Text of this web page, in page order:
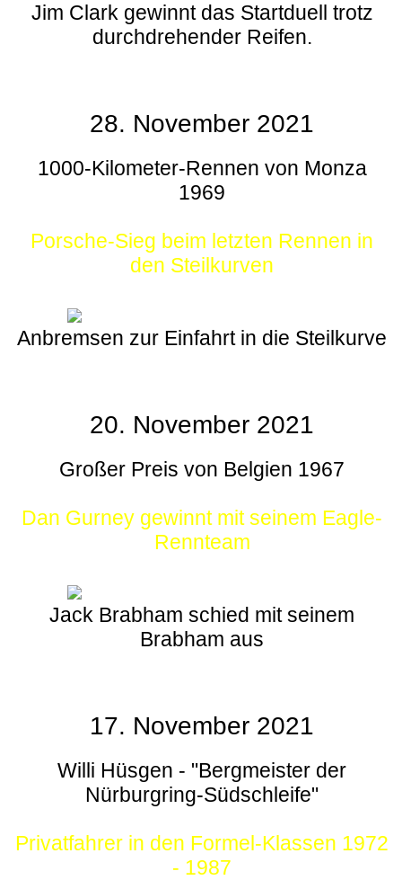
Jim Clark gewinnt das Startduell trotz
durchdrehender Reifen.
28. November 2021
1000-Kilometer-Rennen von Monza
1969
Porsche-Sieg beim letzten Rennen in
den Steilkurven
Anbremsen zur Einfahrt in die Steilkurve
20. November 2021
Großer Preis von Belgien 1967
Dan Gurney gewinnt mit seinem Eagle-
Rennteam
Jack Brabham schied mit seinem
Brabham aus
17. November 2021
Willi Hüsgen - "Bergmeister der
Nürburgring-Südschleife"
Privatfahrer in den Formel-Klassen 1972
- 1987